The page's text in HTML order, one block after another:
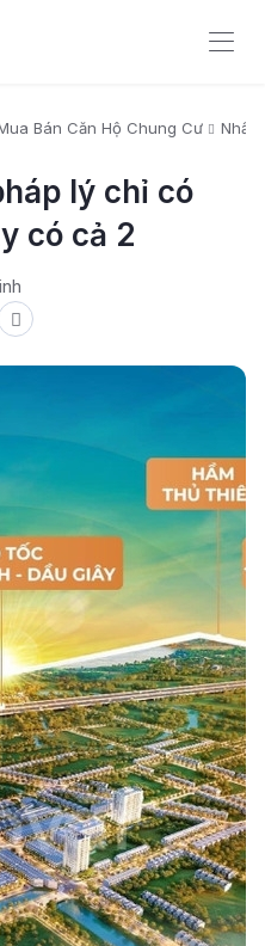
Bán Căn Hộ Chung Cư Nhất
lý chỉ có
có cả 2